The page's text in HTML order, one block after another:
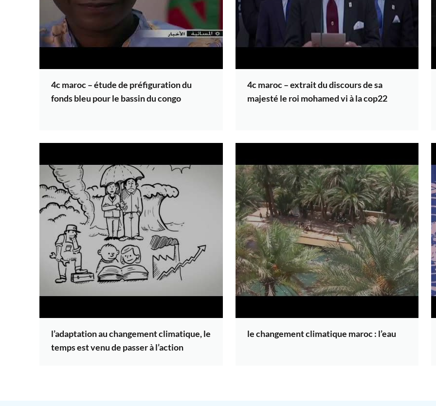
4c maroc – étude de préfiguration du
fonds bleu pour le bassin du congo
4c maroc – extrait du discours de sa
majesté le roi mohamed vi à la cop22
l’adaptation au changement climatique, le
temps est venu de passer à l’action
le changement climatique maroc : l’eau